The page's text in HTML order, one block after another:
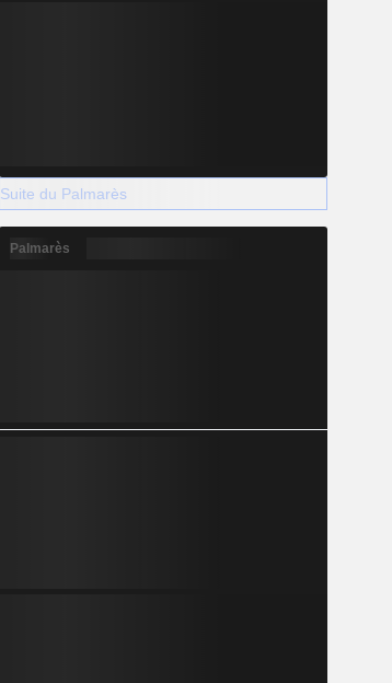
Suite du Palmarès
Palmarès